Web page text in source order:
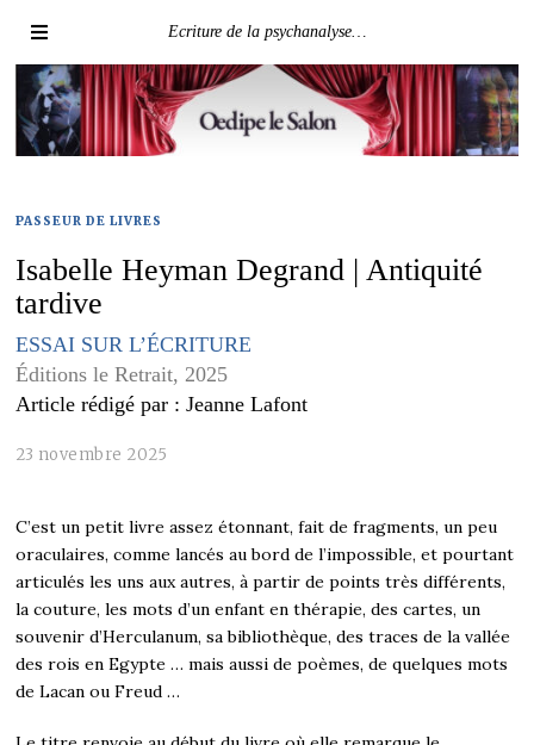
Ecriture de la psychanalyse…
PASSEUR DE LIVRES
Isabelle Heyman Degrand | Antiquité
tardive
ESSAI SUR L’ÉCRITURE
Éditions le Retrait, 2025
Article rédigé par : Jeanne Lafont
23 novembre 2025
C’est un petit livre assez étonnant, fait de fragments, un peu
oraculaires, comme lancés au bord de l’impossible, et pourtant
articulés les uns aux autres, à partir de points très différents,
la couture, les mots d’un enfant en thérapie, des cartes, un
souvenir d’Herculanum, sa bibliothèque, des traces de la vallée
des rois en Egypte … mais aussi de poèmes, de quelques mots
de Lacan ou Freud …